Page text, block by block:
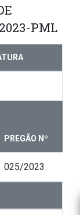
PML
PREGÃO Nº
025/2023